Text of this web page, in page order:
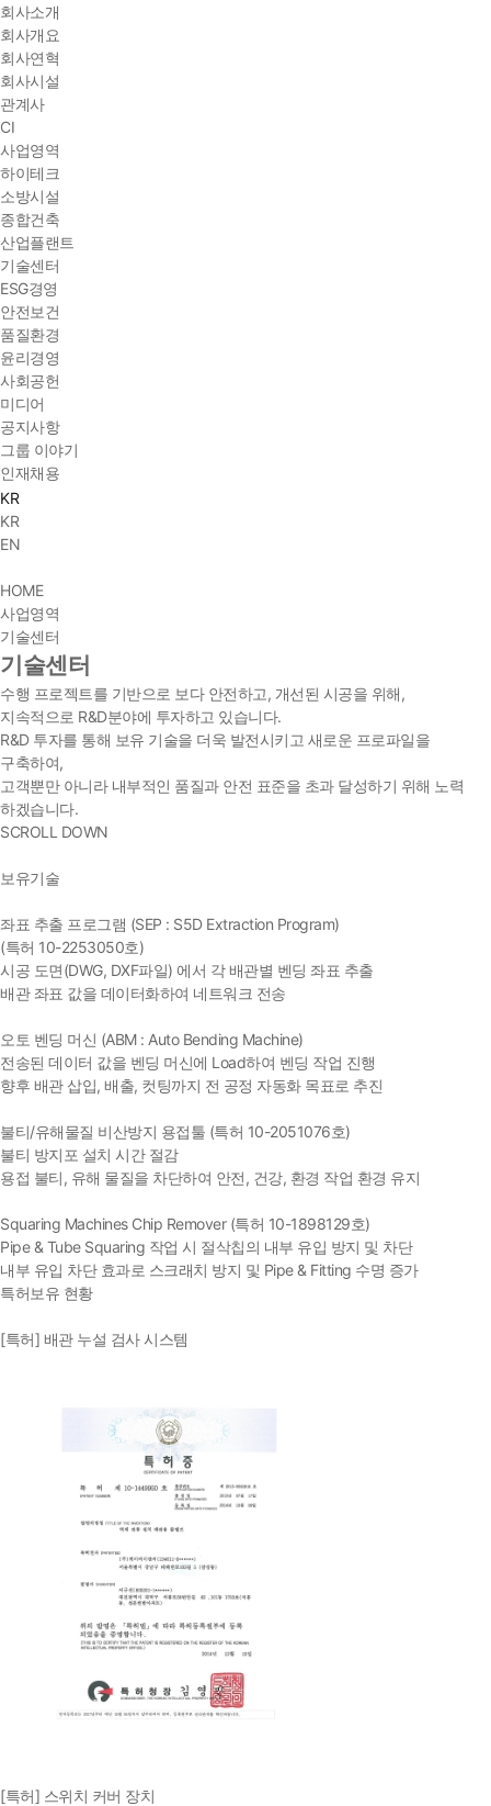
회사소개
회사개요
회사연혁
회사시설
관계사
CI
사업영역
하이테크
소방시설
종합건축
산업플랜트
기술센터
ESG경영
안전보건
품질환경
윤리경영
사회공헌
미디어
공지사항
그룹 이야기
인재채용
KR
KR
EN
HOME
사업영역
기술센터
기술센터
수행 프로젝트를 기반으로 보다 안전하고, 개선된 시공을 위해,
지속적으로 R&D분야에 투자하고 있습니다.
R&D 투자를 통해 보유 기술을 더욱 발전시키고 새로운 프로파일을
구축하여,
고객뿐만 아니라 내부적인 품질과 안전 표준을 초과 달성하기 위해 노력
하겠습니다.
SCROLL DOWN
보유기술
좌표 추출 프로그램 (SEP : S5D Extraction Program)
(특허 10-2253050호)
시공 도면(DWG, DXF파일) 에서 각 배관별 벤딩 좌표 추출
배관 좌표 값을 데이터화하여 네트워크 전송
오토 벤딩 머신 (ABM : Auto Bending Machine)
전송된 데이터 값을 벤딩 머신에 Load하여 벤딩 작업 진행
향후 배관 삽입, 배출, 컷팅까지 전 공정 자동화 목표로 추진
불티/유해물질 비산방지 용접툴 (특허 10-2051076호)
불티 방지포 설치 시간 절감
용접 불티, 유해 물질을 차단하여 안전, 건강, 환경 작업 환경 유지
Squaring Machines Chip Remover (특허 10-1898129호)
Pipe & Tube Squaring 작업 시 절삭칩의 내부 유입 방지 및 차단
내부 유입 차단 효과로 스크래치 방지 및 Pipe & Fitting 수명 증가
특허보유 현황
[특허] 배관 누설 검사 시스템
[특허] 스위치 커버 장치